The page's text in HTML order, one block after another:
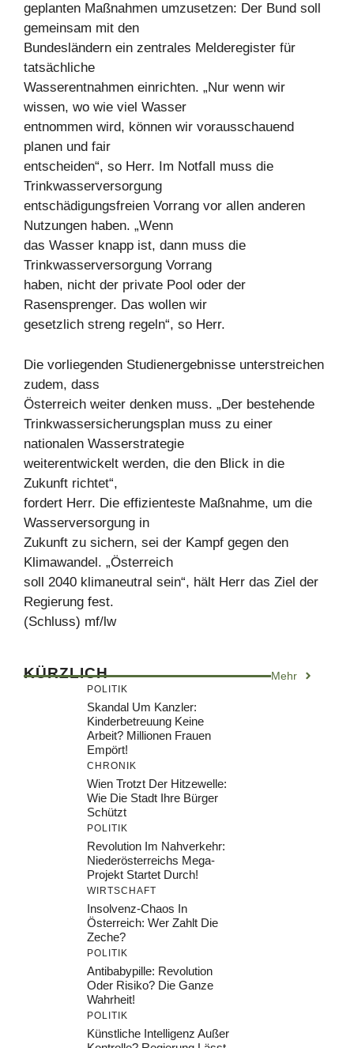
geplanten Maßnahmen umzusetzen: Der Bund soll
gemeinsam mit den
Bundesländern ein zentrales Melderegister für
tatsächliche
Wasserentnahmen einrichten. „Nur wenn wir
wissen, wo wie viel Wasser
entnommen wird, können wir vorausschauend
planen und fair
entscheiden“, so Herr. Im Notfall muss die
Trinkwasserversorgung
entschädigungsfreien Vorrang vor allen anderen
Nutzungen haben. „Wenn
das Wasser knapp ist, dann muss die
Trinkwasserversorgung Vorrang
haben, nicht der private Pool oder der
Rasensprenger. Das wollen wir
gesetzlich streng regeln“, so Herr.
Die vorliegenden Studienergebnisse unterstreichen
zudem, dass
Österreich weiter denken muss. „Der bestehende
Trinkwassersicherungsplan muss zu einer
nationalen Wasserstrategie
weiterentwickelt werden, die den Blick in die
Zukunft richtet“,
fordert Herr. Die effizienteste Maßnahme, um die
Wasserversorgung in
Zukunft zu sichern, sei der Kampf gegen den
Klimawandel. „Österreich
soll 2040 klimaneutral sein“, hält Herr das Ziel der
Regierung fest.
(Schluss) mf/lw
KÜRZLICH Mehr
POLITIK
Skandal Um Kanzler:
Kinderbetreuung Keine
Arbeit? Millionen Frauen
Empört!
CHRONIK
Wien Trotzt Der Hitzewelle:
Wie Die Stadt Ihre Bürger
Schützt
POLITIK
Revolution Im Nahverkehr:
Niederösterreichs Mega-
Projekt Startet Durch!
WIRTSCHAFT
Insolvenz-Chaos In
Österreich: Wer Zahlt Die
Zeche?
POLITIK
Antibabypille: Revolution
Oder Risiko? Die Ganze
Wahrheit!
POLITIK
Künstliche Intelligenz Außer